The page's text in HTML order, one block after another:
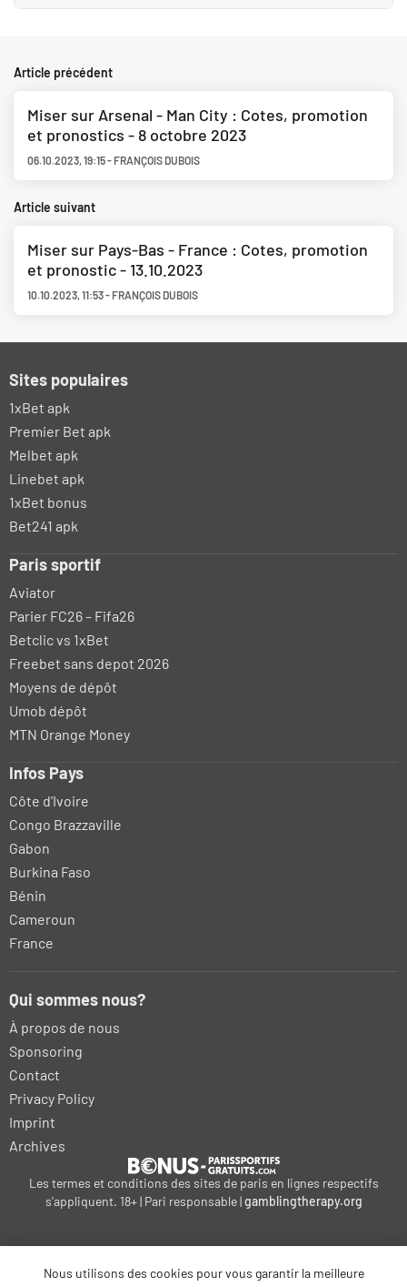
Article précédent
Miser sur Arsenal - Man City : Cotes, promotion
et pronostics - 8 octobre 2023
06.10.2023,19:15- FRANÇOIS DUBOIS
Article suivant
Miser sur Pays-Bas - France : Cotes, promotion
et pronostic - 13.10.2023
10.10.2023,11:53- FRANÇOIS DUBOIS
Sites populaires
1xBet apk
Premier Bet apk
Melbet apk
Linebet apk
1xBet bonus
Bet241 apk
Paris sportif
Aviator
Parier FC26 – Fifa26
Betclic vs 1xBet
Freebet sans depot 2026
Moyens de dépôt
Umob dépôt
MTN Orange Money
Infos Pays
Côte d’Ivoire
Congo Brazzaville
Gabon
Burkina Faso
Bénin
Cameroun
France
Qui sommes nous?
À propos de nous
Sponsoring
Contact
Privacy Policy
Imprint
Archives
Les termes et conditions des sites de paris en lignes respectifs
s'appliquent. 18+ | Pari responsable |gamblingtherapy.org
Nous utilisons des cookies pour vous garantir la meilleure